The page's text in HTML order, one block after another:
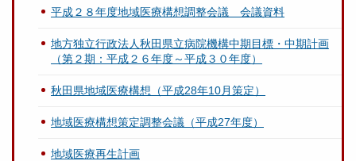
平成２８年度地域医療構想調整会議 会議資料
地方独立行政法人秋田県立病院機構中期目標・中期計画
（第２期：平成２６年度～平成３０年度）
秋田県地域医療構想（平成28年10月策定）
地域医療構想策定調整会議（平成27年度）
地域医療再生計画